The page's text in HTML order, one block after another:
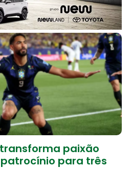
paixão
para três